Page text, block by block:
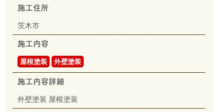
施工住所
茨木市
施工内容
屋根塗装 外壁塗装
施工内容詳細
外壁塗装 屋根塗装